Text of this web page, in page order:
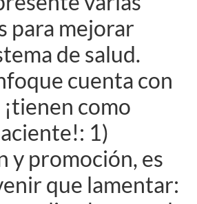
para mejorar
de salud.
cuenta con
como
1)
y promoción, es
que lamentar: